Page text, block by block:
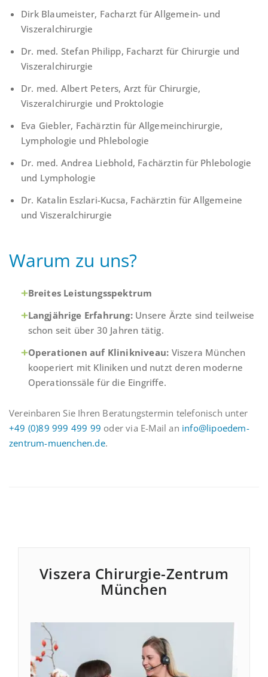
Dirk Blaumeister, Facharzt für Allgemein- und
Viszeralchirurgie
Dr. med. Stefan Philipp, Facharzt für Chirurgie und
Viszeralchirurgie
Dr. med. Albert Peters, Arzt für Chirurgie,
Viszeralchirurgie und Proktologie
Eva Giebler, Fachärztin für Allgemeinchirurgie,
Lymphologie und Phlebologie
Dr. med. Andrea Liebhold, Fachärztin für Phlebologie
und Lymphologie
Dr. Katalin Eszlari-Kucsa, Fachärztin für Allgemeine
und Viszeralchirurgie
Warum zu uns?
Breites Leistungsspektrum
Langjährige Erfahrung:Unsere Ärzte sind teilweise
schon seit über 30 Jahren tätig.
Operationen auf Klinikniveau: Viszera München
kooperiert mit Kliniken und nutzt deren moderne
Operationssäle für die Eingriffe.
Vereinbaren Sie Ihren Beratungstermin telefonisch unter
+49 (0)89 999 499 99 oder via E-Mail an info@lipoedem-
zentrum-muenchen.de.
Viszera Chirurgie-Zentrum
München